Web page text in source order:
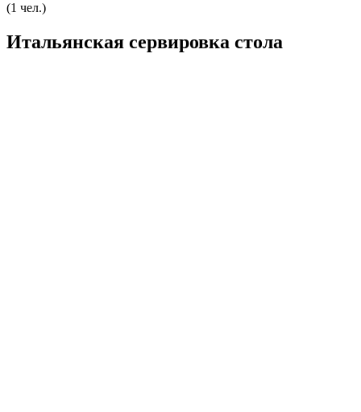
(1 чел.)
Итальянская сервировка стола